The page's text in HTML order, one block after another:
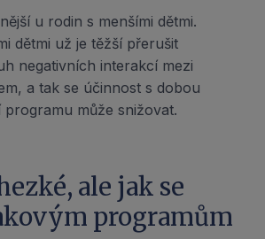
u rodin s menšími dětmi.
dětmi už je těžší přerušit
negativních interakcí mezi
a tak se účinnost s dobou
může snižovat.
ale jak se
programům